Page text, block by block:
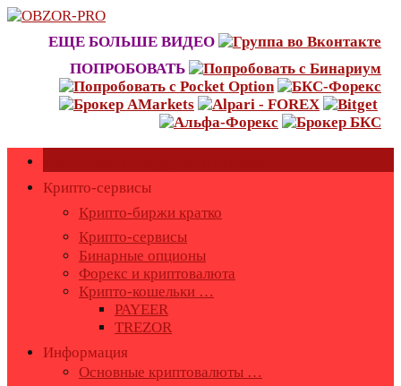
Skip
content
ЕЩЕ БОЛЬШЕ ВИДЕО
ПОПРОБОВАТЬ
Крипто-сервисы
Крипто-биржи кратко
Крипто-сервисы
Бинарные опционы
Форекс и криптовалюта
Крипто-кошельки …
PAYEER
TREZOR
Информация
Основные криптовалюты …